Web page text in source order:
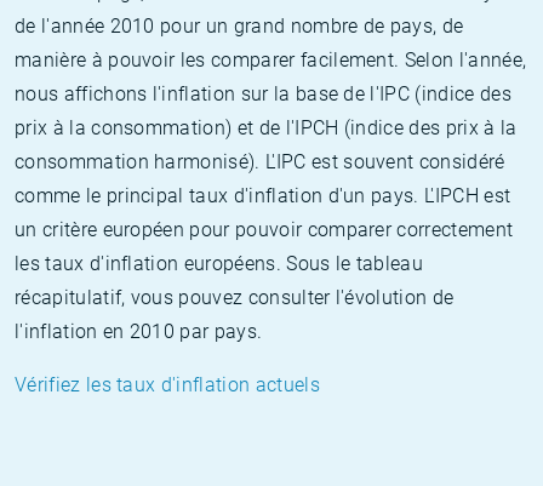
de l'année 2010 pour un grand nombre de pays, de
manière à pouvoir les comparer facilement. Selon l'année,
nous affichons l'inflation sur la base de l'IPC (indice des
prix à la consommation) et de l'IPCH (indice des prix à la
consommation harmonisé). L'IPC est souvent considéré
comme le principal taux d'inflation d'un pays. L'IPCH est
un critère européen pour pouvoir comparer correctement
les taux d'inflation européens. Sous le tableau
récapitulatif, vous pouvez consulter l'évolution de
l'inflation en 2010 par pays.
Vérifiez les taux d'inflation actuels